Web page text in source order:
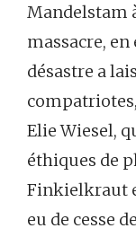
Mandelstam
massacre,
désastre a
Elie Wiesel,
éthiques de
Finkielkraut
eu de cesse